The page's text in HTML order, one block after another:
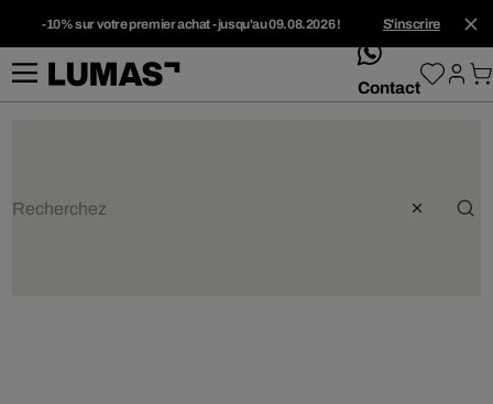
-10% sur votre premier achat - jusqu'au 09.08.2026 ! S'inscrire
whatsApp
Contact